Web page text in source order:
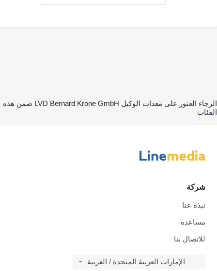
الرجاء العثور على معدات الوكيل LVD Bernard Krone GmbH ضمن هذه
الفئات
disallow-in-dsa
شركة
نبذة عنا
مساعدة
للاتصال بنا
الإمارات العربية المتحدة / العربية